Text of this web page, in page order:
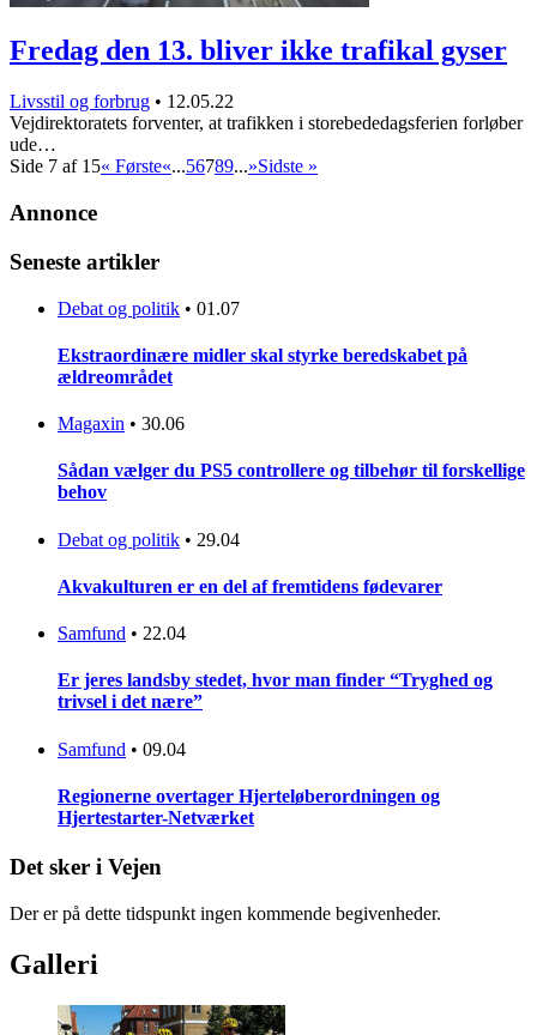
Fredag den 13. bliver ikke trafikal gyser
Livsstil og forbrug • 12.05.22
Vejdirektoratets forventer, at trafikken i storebededagsferien forløber
ude…
Side 7 af 15« Første«...56789...»Sidste »
Annonce
Seneste artikler
Debat og politik • 01.07
Ekstraordinære midler skal styrke beredskabet på
ældreområdet
Magaxin • 30.06
Sådan vælger du PS5 controllere og tilbehør til forskellige
behov
Debat og politik • 29.04
Akvakulturen er en del af fremtidens fødevarer
Samfund • 22.04
Er jeres landsby stedet, hvor man finder “Tryghed og
trivsel i det nære”
Samfund • 09.04
Regionerne overtager Hjerteløberordningen og
Hjertestarter-Netværket
Det sker i Vejen
Der er på dette tidspunkt ingen kommende begivenheder.
Galleri